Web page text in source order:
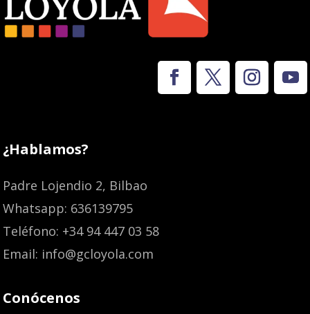
¿Hablamos?
Padre Lojendio 2, Bilbao
Whatsapp: 636139795
Teléfono: +34 94 447 03 58
Email: info@gcloyola.com
Conócenos